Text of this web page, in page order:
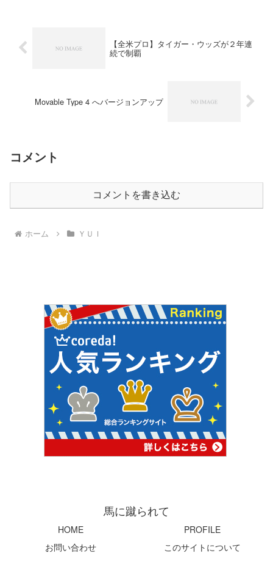
【全米プロ】タイガー・ウッズが２年連
続で制覇
Movable Type 4 へバージョンアップ
コメント
コメントを書き込む
ホーム ＹＵＩ
馬に蹴られて
HOME
PROFILE
お問い合わせ
このサイトについて